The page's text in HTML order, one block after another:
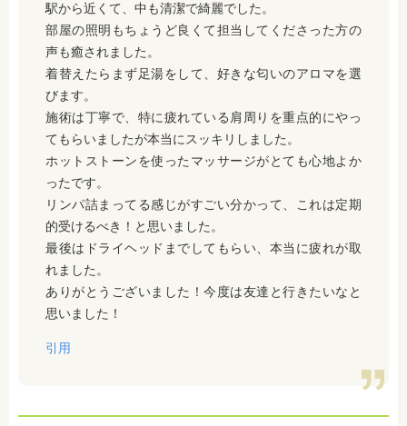
駅から近くて、中も清潔で綺麗でした。
部屋の照明もちょうど良くて担当してくださった方の
声も癒されました。
着替えたらまず足湯をして、好きな匂いのアロマを選
びます。
施術は丁寧で、特に疲れている肩周りを重点的にやっ
てもらいましたが本当にスッキリしました。
ホットストーンを使ったマッサージがとても心地よか
ったです。
リンパ詰まってる感じがすごい分かって、これは定期
的受けるべき！と思いました。
最後はドライヘッドまでしてもらい、本当に疲れが取
れました。
ありがとうございました！今度は友達と行きたいなと
思いました！
引用